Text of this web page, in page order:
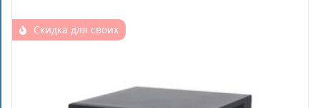
Скидка для своих